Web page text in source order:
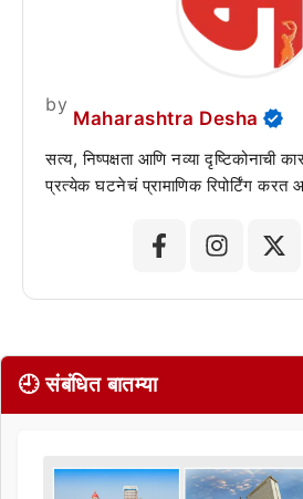
by
Maharashtra Desha
सत्य, निष्पक्षता आणि नव्या दृष्टिकोनाची
प्रत्येक घटनेचं प्रामाणिक रिपोर्टिंग
🕘 संबंधित बातम्या